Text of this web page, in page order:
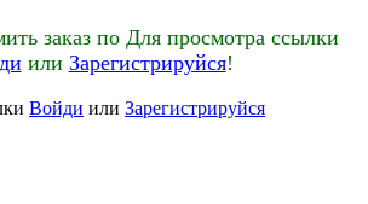
заказ по Для просмотра ссылки
или Зарегистрируйся!
Войди или Зарегистрируйся